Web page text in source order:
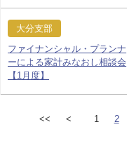
大分支部
ファイナンシャル・プランナ
ーによる家計みなおし相談会
【1月度】
<< < 1 2